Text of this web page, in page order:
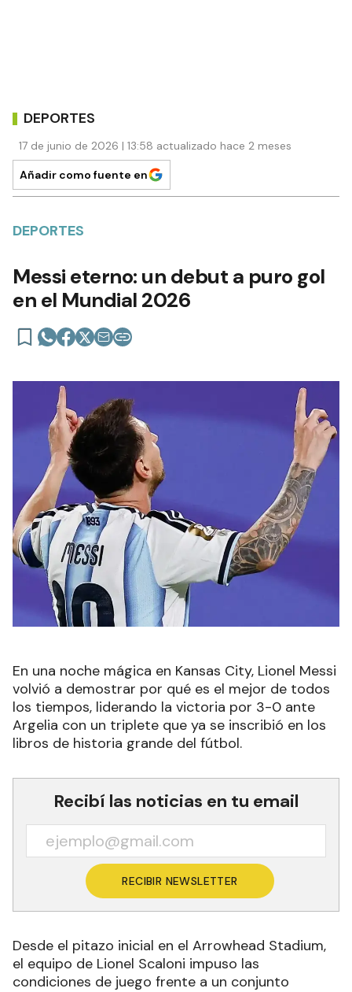
DEPORTES
17 de junio de 2026 | 13:58 actualizado hace 2 meses
Añadir como fuente en
DEPORTES
Messi eterno: un debut a puro gol
en el Mundial 2026
En una noche mágica en Kansas City, Lionel Messi
volvió a demostrar por qué es el mejor de todos
los tiempos, liderando la victoria por 3-0 ante
Argelia con un triplete que ya se inscribió en los
libros de historia grande del fútbol.
Recibí las noticias en tu email
RECIBIR NEWSLETTER
Desde el pitazo inicial en el Arrowhead Stadium,
el equipo de Lionel Scaloni impuso las
condiciones de juego frente a un conjunto